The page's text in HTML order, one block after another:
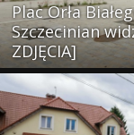
Plac Orła
Szczecinian
ZDJĘCIA]